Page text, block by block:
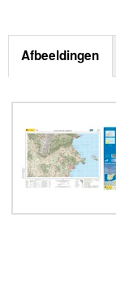
Afbeeldingen